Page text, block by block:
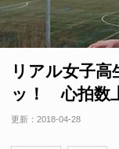
リアル女子
ッ！ 心拍数
更新： 2018-04-28